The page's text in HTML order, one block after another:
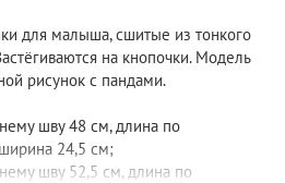
для малыша, сшитые из тонкого
на кнопочки. Модель
рисунок с пандами.
шву 48 см, длина по
24,5 см;
шву 52,5 см, длина по